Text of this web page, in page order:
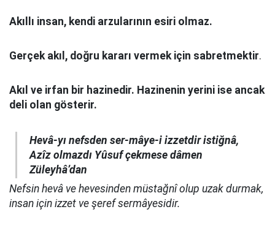
Akıllı insan, kendi arzularının esiri olmaz.
Gerçek akıl, doğru kararı vermek için sabretmektir.
Akıl ve irfan bir hazinedir. Hazinenin yerini ise ancak
deli olan gösterir.
Hevâ-yı nefsden ser-mâye-i izzetdir istiğnâ,
Azîz olmazdı Yûsuf çekmese dâmen
Züleyhâ’dan
Nefsin hevâ ve hevesinden müstağnî olup uzak durmak,
insan için izzet ve şeref sermâyesidir.